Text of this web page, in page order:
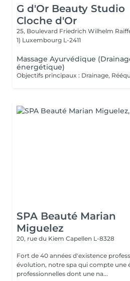
G d'Or Beauty Studio
Cloche d'Or
25, Boulevard Friedrich Wilhelm
1) Luxembourg L-2411
Massage Ayurvédique
énergétique)
SPA Beauté Marian
Miguelez
20, rue du Kiem Capellen L-8328
Fort de 40 années d'existence
évolution, notre spa qui compte une
professionnelles dont une na...